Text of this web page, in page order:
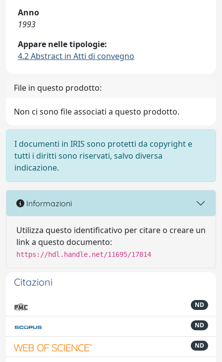
Anno
1993
Appare nelle tipologie:
4.2 Abstract in Atti di convegno
File in questo prodotto:
Non ci sono file associati a questo prodotto.
I documenti in IRIS sono protetti da copyright e
tutti i diritti sono riservati, salvo diversa
indicazione.
Informazioni
Utilizza questo identificativo per citare o creare un
link a questo documento:
https://hdl.handle.net/11695/17814
Citazioni
ND
ND
ND